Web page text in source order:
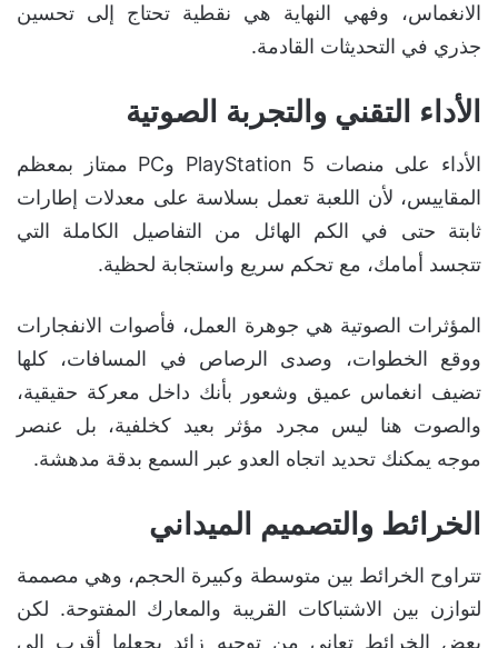
الانغماس، وفهي النهاية هي نقطية تحتاج إلى تحسين
جذري في التحديثات القادمة.
الأداء التقني والتجربة الصوتية
الأداء على منصات PlayStation 5 وPC ممتاز بمعظم
المقاييس، لأن اللعبة تعمل بسلاسة على معدلات إطارات
ثابتة حتى في الكم الهائل من التفاصيل الكاملة التي
تتجسد أمامك، مع تحكم سريع واستجابة لحظية.
المؤثرات الصوتية هي جوهرة العمل، فأصوات الانفجارات
ووقع الخطوات، وصدى الرصاص في المسافات، كلها
تضيف انغماس عميق وشعور بأنك داخل معركة حقيقية،
والصوت هنا ليس مجرد مؤثر بعيد كخلفية، بل عنصر
موجه يمكنك تحديد اتجاه العدو عبر السمع بدقة مدهشة.
الخرائط والتصميم الميداني
تتراوح الخرائط بين متوسطة وكبيرة الحجم، وهي مصممة
لتوازن بين الاشتباكات القريبة والمعارك المفتوحة. لكن
بعض الخرائط تعاني من توجيه زائد يجعلها أقرب إلى